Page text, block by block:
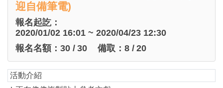
迎自備筆電)
報名起訖：
2020/01/02 16:01 ~ 2020/04/23 12:30
報名名額： 30 / 30 備取： 8 / 20
活動介紹